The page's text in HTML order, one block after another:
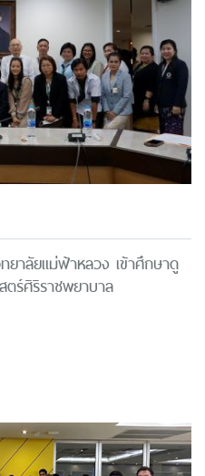
ยาลัยแม่ฟ้าหลวง เข้าศึกษาดู
ร์ศิริราชพยาบาล